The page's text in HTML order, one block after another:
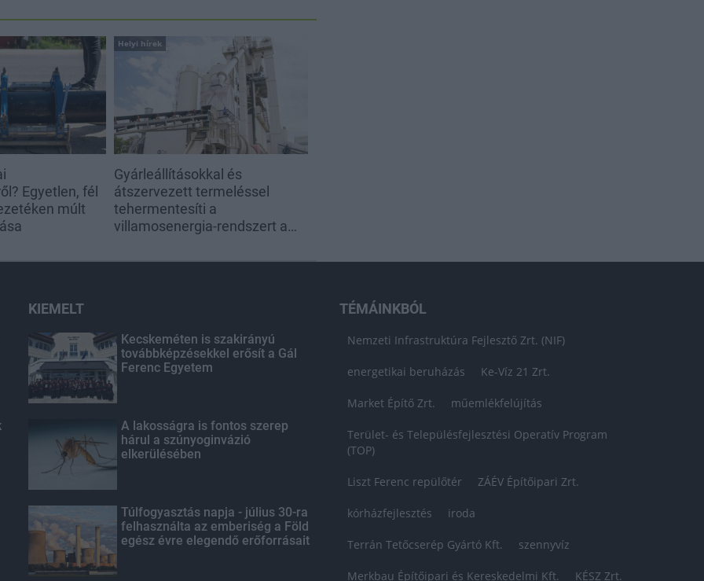
Egyetlen, fél
múlt
Helyi hírek
Gyárleállításokkal és
átszervezett termeléssel
tehermentesíti a
villamosenergia-rendszert a
KIEMELT
Kecskeméten is szakirányú
továbbképzésekkel erősít a Gál
Ferenc Egyetem
A lakosságra is fontos szerep
hárul a szúnyoginvázió
elkerülésében
Túlfogyasztás napja - július 30-ra
felhasználta az emberiség a Föld
egész évre elegendő erőforrásait
TÉMÁINKBÓL
Nemzeti Infrastruktúra Fejlesztő Zrt. (NIF)
energetikai beruházás Ke-Víz 21 Zrt.
Market Építő Zrt. műemlékfelújítás
Terület- és Településfejlesztési Operatív Program
(TOP)
Liszt Ferenc repülőtér ZÁÉV Építőipari Zrt.
kórházfejlesztés iroda
Terrán Tetőcserép Gyártó Kft. szennyvíz
Merkbau Építőipari és Kereskedelmi Kft. KÉSZ Zrt.